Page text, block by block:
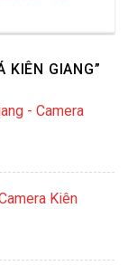
KIÊN GIANG”
- Camera
Kiên